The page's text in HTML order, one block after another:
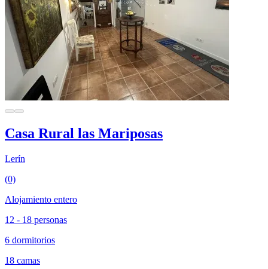
Casa Rural las Mariposas
Lerín
(0)
Alojamiento entero
12 - 18 personas
6 dormitorios
18 camas